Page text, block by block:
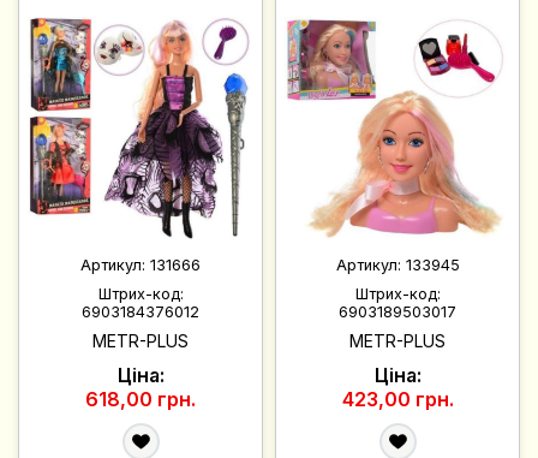
Артикул: 131666
Штрих-код:
6903184376012
METR-PLUS
Ціна:
618,00 грн.
Артикул: 133945
Штрих-код:
6903189503017
METR-PLUS
Ціна:
423,00 грн.